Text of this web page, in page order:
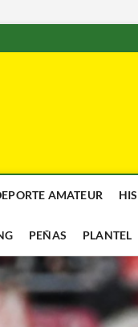
AMATEUR
PEÑAS PLANTEL